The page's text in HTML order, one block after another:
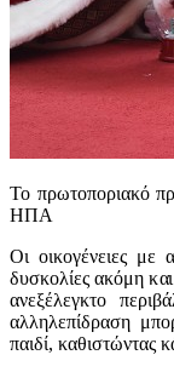
Το πρωτοποριακό
ΗΠΑ
Οι οικογένειες με
δυσκολίες ακόμη
ανεξέλεγκτο
αλληλεπίδραση
παιδί, καθιστώντας